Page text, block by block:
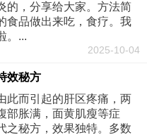
的，分享给大家。方法简
食品做出来吃，食疗。我
。...
2025-10-04
效秘方
此而引起的肝区疼痛，两
部胀满，面黄肌瘦等症
之秘方，效果独特。多数